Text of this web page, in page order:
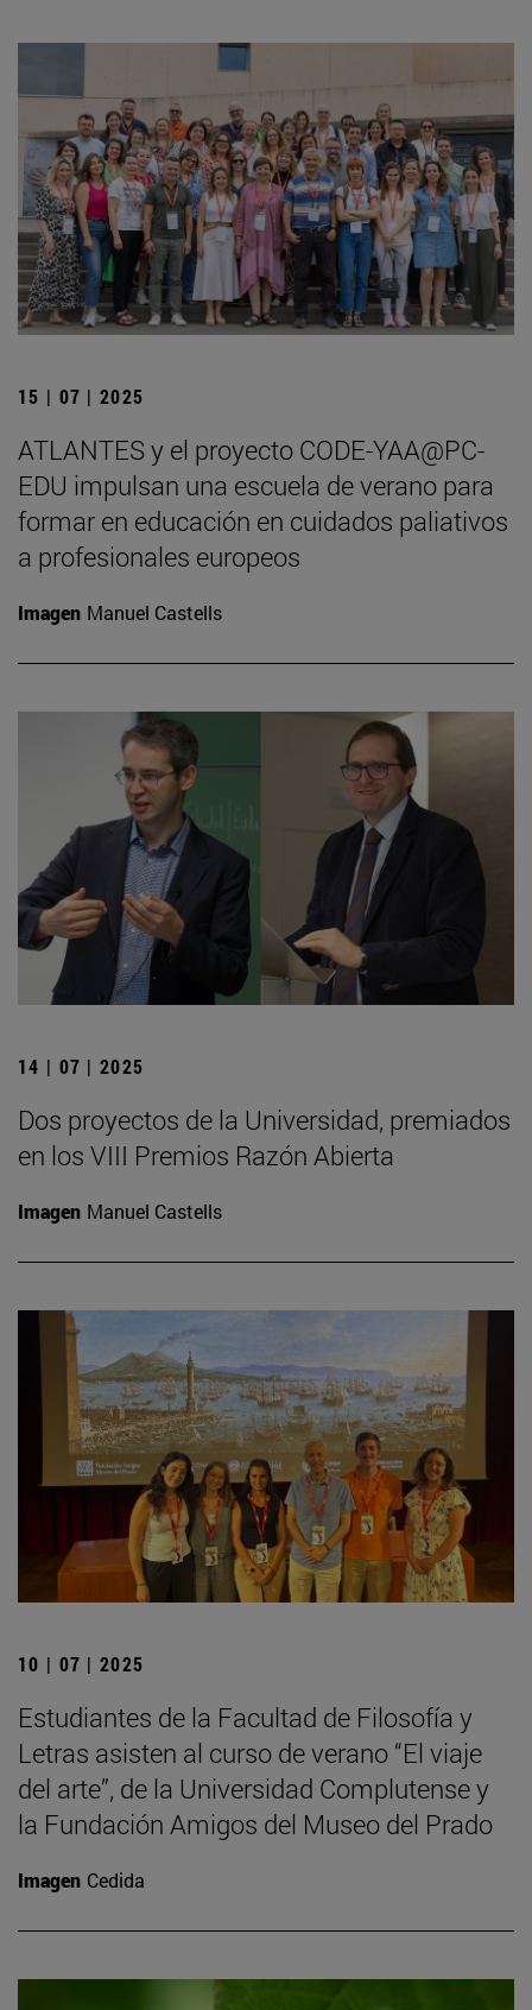
15 | 07 | 2025
ATLANTES y el proyecto CODE-YAA@PC-
EDU impulsan una escuela de verano para
formar en educación en cuidados paliativos
a profesionales europeos
Imagen Manuel Castells
14 | 07 | 2025
Dos proyectos de la Universidad, premiados
en los VIII Premios Razón Abierta
Imagen Manuel Castells
10 | 07 | 2025
Estudiantes de la Facultad de Filosofía y
Letras asisten al curso de verano “El viaje
del arte”, de la Universidad Complutense y
la Fundación Amigos del Museo del Prado
Imagen Cedida